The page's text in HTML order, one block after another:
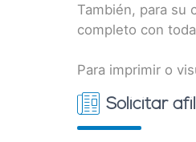
También, para su
completo con
Para imprimir o
Solicitar